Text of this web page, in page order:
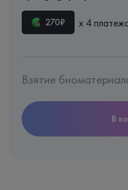
270₽ х 4
Взятие
В